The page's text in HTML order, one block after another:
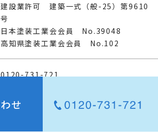
建設業許可 建築一式（般-25）第9610
号
日本塗装工業会会員 No.39048
高知県塗装工業会会員 No.102
0120-731-721
088-855-3728